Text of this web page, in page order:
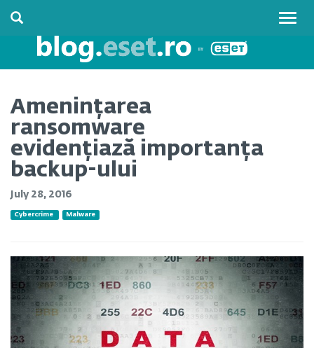
Amenințarea
ransomware
evidențiază importanța
backup-ului
July 28, 2016
Cybercrime Malware